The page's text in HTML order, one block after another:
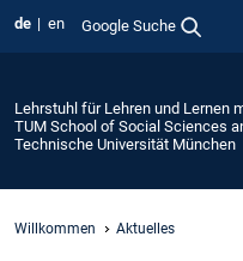
de en Google Suche
Lehrstuhl für Lehren und Lernen
TUM School of Social Sciences
Technische Universität München
Willkommen Aktuelles